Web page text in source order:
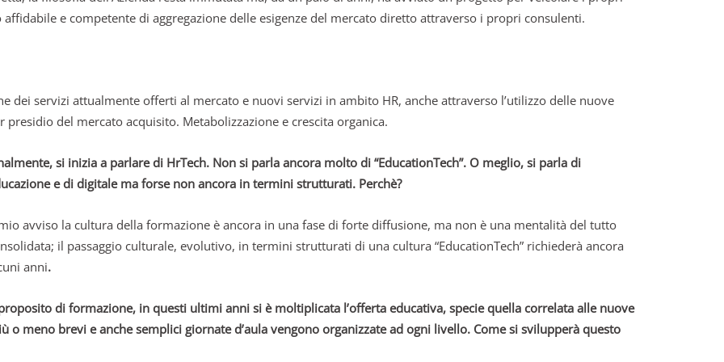
e competente di aggregazione delle esigenze del mercato diretto attraverso i propri consulenti.
dei servizi attualmente offerti al mercato e nuovi servizi in ambito HR, anche attraverso l’utilizzo delle nuove
del mercato acquisito. Metabolizzazione e crescita organica.
si inizia a parlare di HrTech. Non si parla ancora molto di “EducationTech”. O meglio, si parla di
e di digitale ma forse non ancora in termini strutturati. Perchè?
avviso la cultura della formazione è ancora in una fase di forte diffusione, ma non è una mentalità del tutto
il passaggio culturale, evolutivo, in termini strutturati di una cultura “EducationTech” richiederà ancora
anni.
di formazione, in questi ultimi anni si è moltiplicata l’offerta educativa, specie quella correlata alle nuove
meno brevi e anche semplici giornate d’aula vengono organizzate ad ogni livello. Come si svilupperà questo